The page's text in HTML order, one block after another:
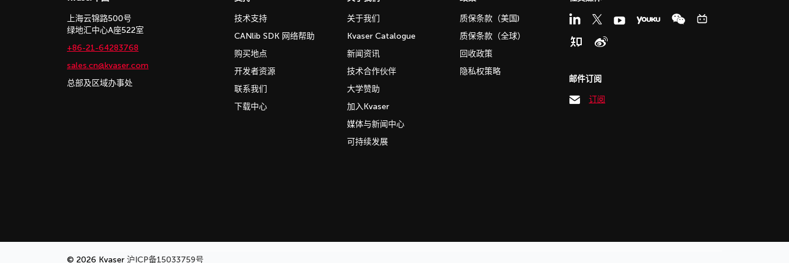
上海云锦路500号
绿地汇中心A座522室
+86-21-64283768
sales.cn@kvaser.com
总部及区域办事处
技术支持
CANlib SDK 网络帮助
购买地点
开发者资源
联系我们
下载中心
关于我们
Kvaser Catalogue
新闻资讯
技术合作伙伴
大学赞助
加入Kvaser
媒体与新闻中心
可持续发展
质保条款（美国)
质保条款（全球）
回收政策
隐私权策略
邮件订阅
订阅
© 2026 Kvaser 沪ICP备15033759号